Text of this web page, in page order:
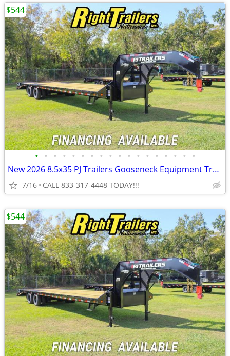
• • • • • • • • • • • • • • • • • •
New 2026 8.5x35 PJ Trailers Gooseneck Equipment Trailer
7/16 CALL 833-317-4448 TODAY!!!
$544
$544